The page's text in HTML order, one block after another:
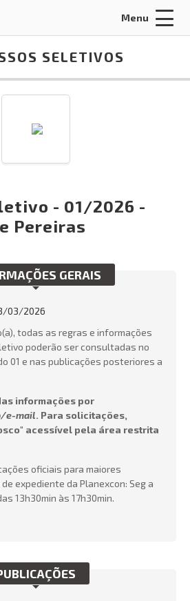
Menu
SELETIVOS
- 01/2026 -
Pereiras
GERAIS
03/2026
todas as regras e informações
poderão ser consultadas no
01 e nas publicações posteriores a
informações por
e-mail. Para solicitações,
acessível pela área restrita
oficiais para maiores
expediente da Planexcon: Seg a
13h30min às 17h30min.